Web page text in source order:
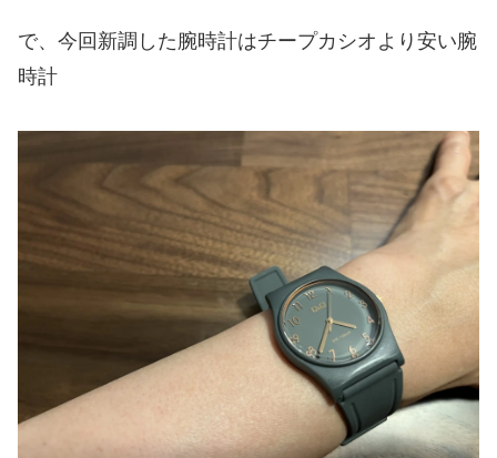
で、今回新調した腕時計はチープカシオより安い腕
時計